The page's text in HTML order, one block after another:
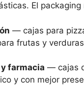
El
— cajas para
frutas y
farmacia — cajas
y con mejor